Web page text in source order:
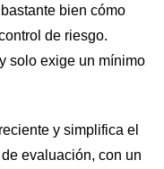
bien cómo
de riesgo.
solo exige un mínimo
y simplifica el
evaluación, con un